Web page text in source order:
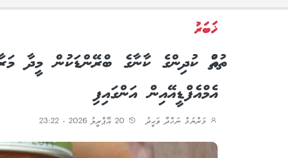
ޚަބަރު
ތުއްތު ކުދިންގެ ކާނާގެ ބްރޭންޑަކުން މީދާ
އެމްއެފްޑީއޭއިން އަންގައިފި
މަރްޔަމް ނަހްދާ ވަޙީދު